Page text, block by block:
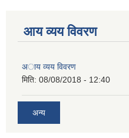
आय व्यय विवरण
अाय व्यय विवरण
मिति: 08/08/2018 - 12:40
अन्य